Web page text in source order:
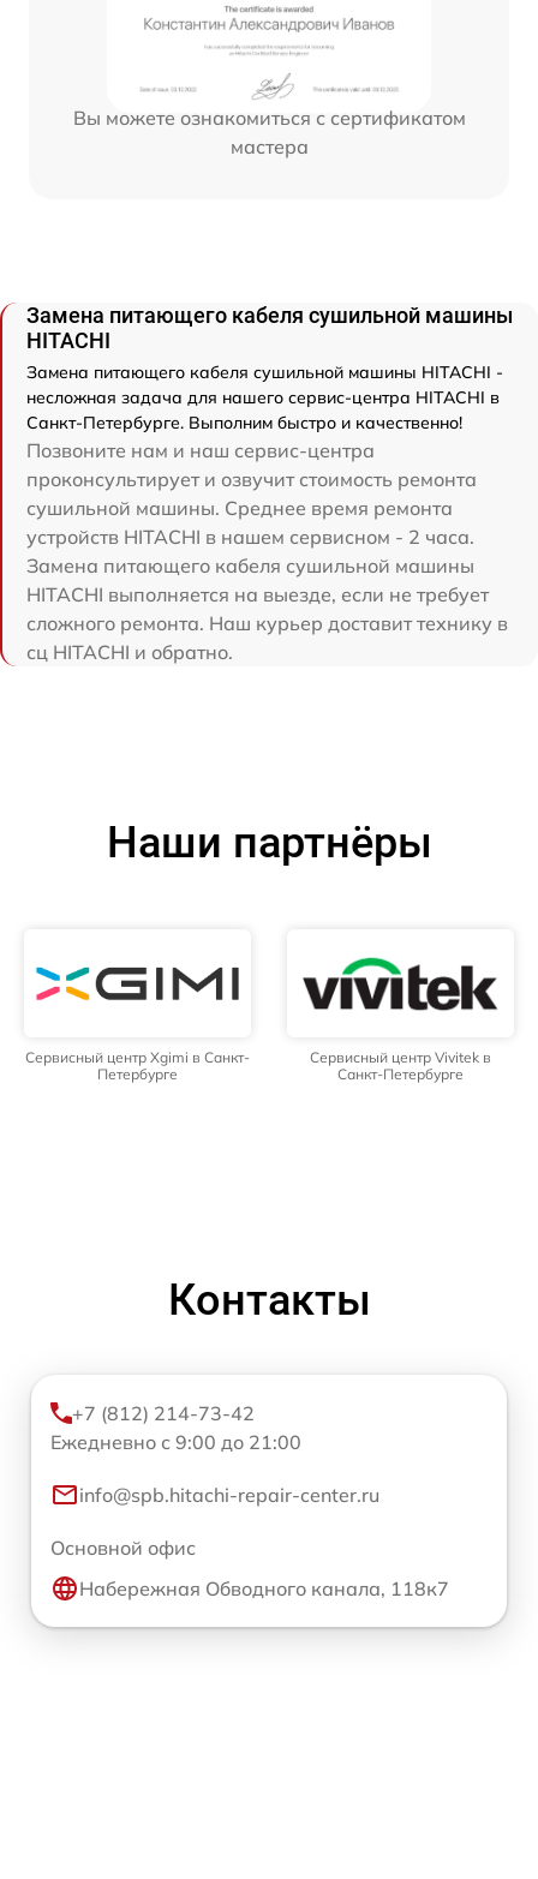
Вы можете ознакомиться с сертификатом
мастера
Замена питающего кабеля сушильной машины
HITACHI
Замена питающего кабеля сушильной машины HITACHI -
несложная задача для нашего сервис-центра HITACHI в
Санкт-Петербурге. Выполним быстро и качественно!
Позвоните нам и наш сервис-центра
проконсультирует и озвучит стоимость ремонта
сушильной машины. Среднее время ремонта
устройств HITACHI в нашем сервисном - 2 часа.
Замена питающего кабеля сушильной машины
HITACHI выполняется на выезде, если не требует
сложного ремонта. Наш курьер доставит технику в
сц HITACHI и обратно.
Наши партнёры
Сервисный центр Xgimi в Санкт-
Петербурге
Сервисный центр Vivitek в
Санкт-Петербурге
Контакты
+7 (812) 214-73-42
Ежедневно с 9:00 до 21:00
info@spb.hitachi-repair-center.ru
Основной офис
Набережная Обводного канала, 118к7